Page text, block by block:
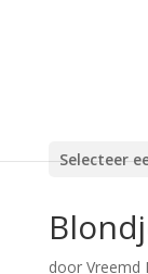
Selecteer
door Vreemd